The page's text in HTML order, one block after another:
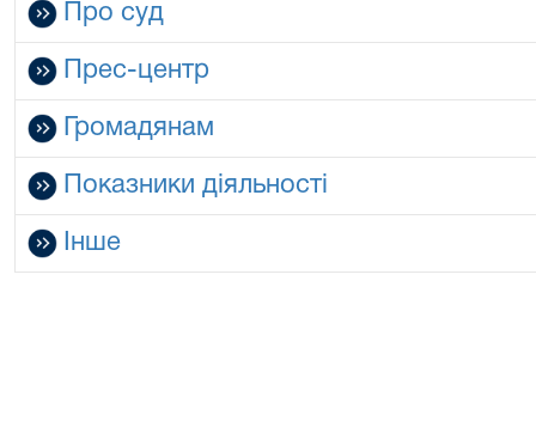
Про суд
Прес-центр
Громадянам
Показники діяльності
Інше